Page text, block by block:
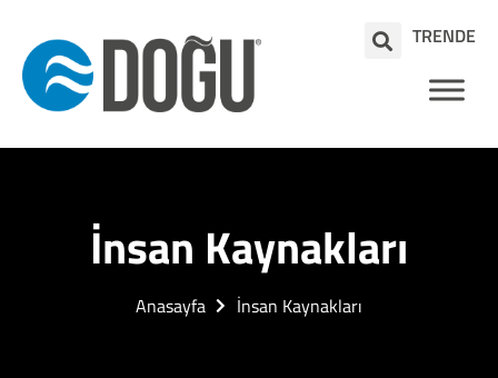
TRENDE
İnsan Kaynakları
Anasayfa İnsan Kaynakları